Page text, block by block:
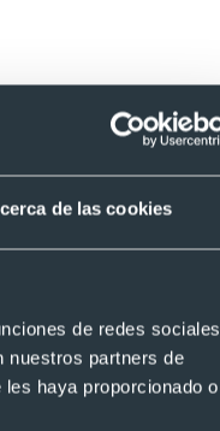
de las cookies
de redes sociales
nuestros partners de
haya proporcionado o
en corcho